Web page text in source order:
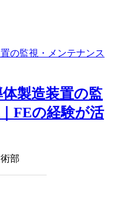
体製造装置の監
FEの経験が活
部